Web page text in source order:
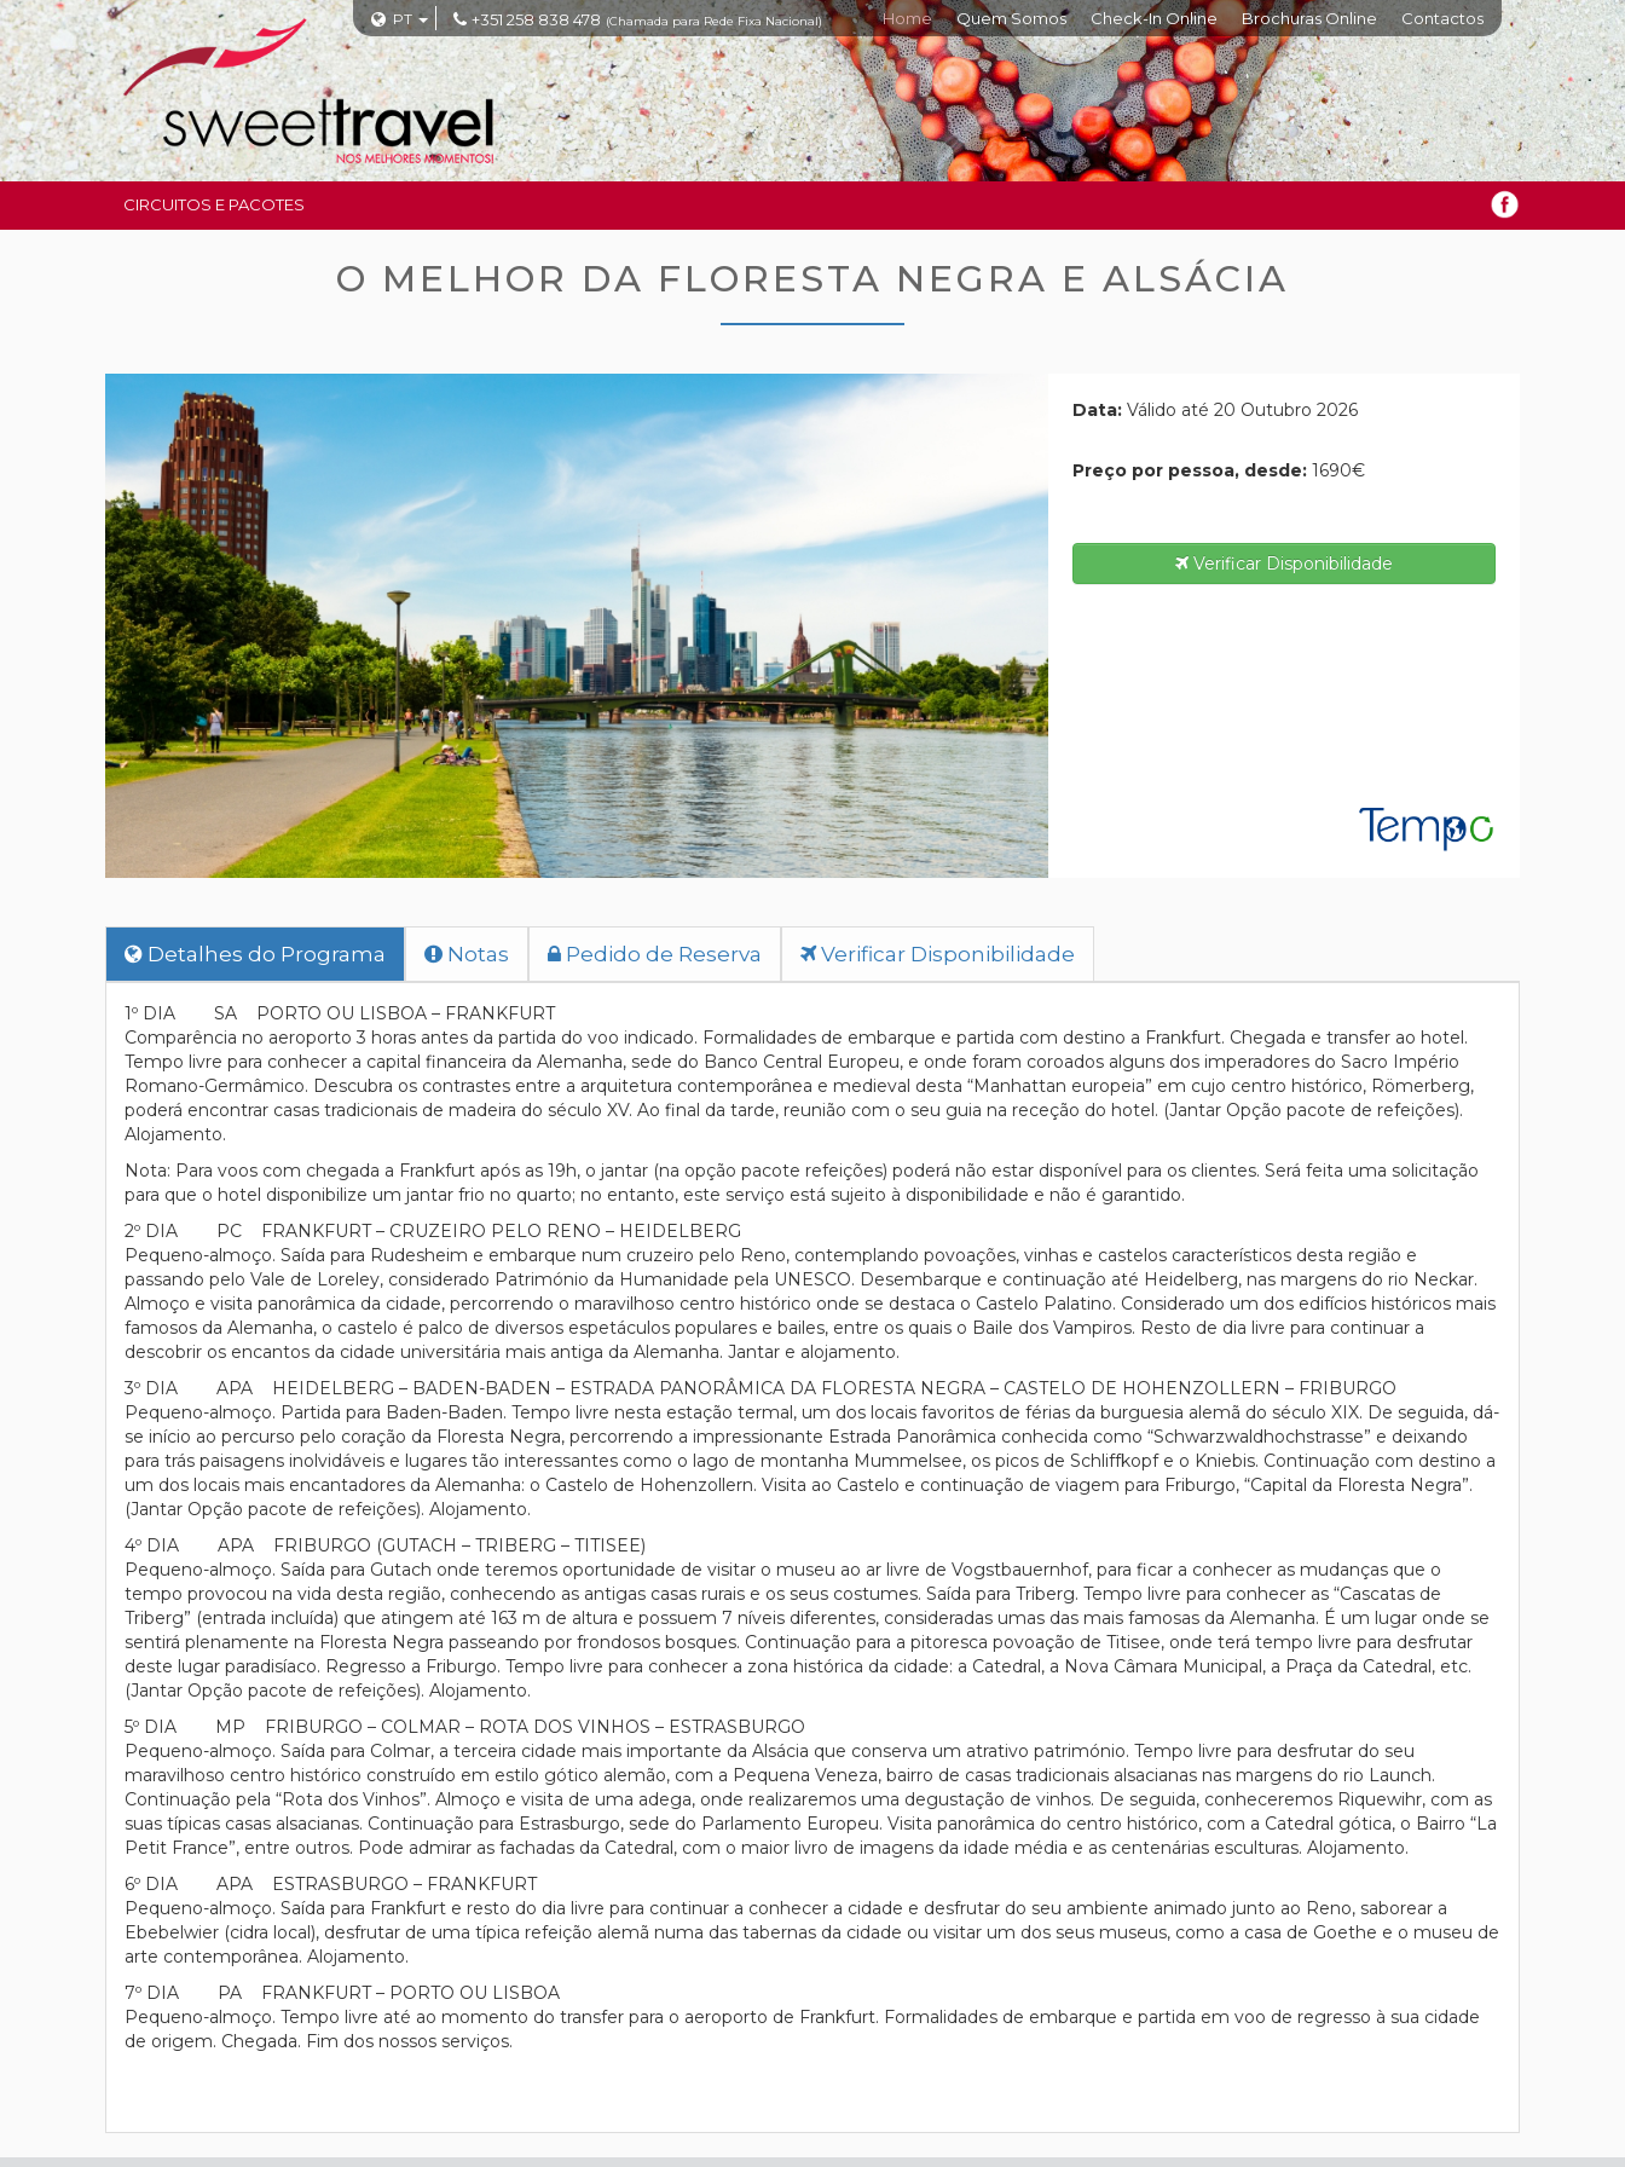
PT +351 258 838 478 (Chamada para Rede Fixa Nacional) Home Quem Somos Check-In Online Brochuras Online Contactos
CIRCUITOS E PACOTES
O MELHOR DA FLORESTA NEGRA E ALSÁCIA
Data: Válido até 20 Outubro 2026
Preço por pessoa, desde: 1690€
Verificar Disponibilidade
Detalhes do Programa Notas Pedido de Reserva Verificar Disponibilidade
1º DIA SA PORTO OU LISBOA – FRANKFURT
Comparência no aeroporto 3 horas antes da partida do voo indicado. Formalidades de embarque e partida com destino a Frankfurt. Chegada e transfer ao hotel.
Tempo livre para conhecer a capital financeira da Alemanha, sede do Banco Central Europeu, e onde foram coroados alguns dos imperadores do Sacro Império
Romano-Germâmico. Descubra os contrastes entre a arquitetura contemporânea e medieval desta “Manhattan europeia” em cujo centro histórico, Römerberg,
poderá encontrar casas tradicionais de madeira do século XV. Ao final da tarde, reunião com o seu guia na receção do hotel. (Jantar Opção pacote de refeições).
Alojamento.
Nota: Para voos com chegada a Frankfurt após as 19h, o jantar (na opção pacote refeições) poderá não estar disponível para os clientes. Será feita uma solicitação
para que o hotel disponibilize um jantar frio no quarto; no entanto, este serviço está sujeito à disponibilidade e não é garantido.
2º DIA PC FRANKFURT – CRUZEIRO PELO RENO – HEIDELBERG
Pequeno-almoço. Saída para Rudesheim e embarque num cruzeiro pelo Reno, contemplando povoações, vinhas e castelos característicos desta região e
passando pelo Vale de Loreley, considerado Património da Humanidade pela UNESCO. Desembarque e continuação até Heidelberg, nas margens do rio Neckar.
Almoço e visita panorâmica da cidade, percorrendo o maravilhoso centro histórico onde se destaca o Castelo Palatino. Considerado um dos edifícios históricos mais
famosos da Alemanha, o castelo é palco de diversos espetáculos populares e bailes, entre os quais o Baile dos Vampiros. Resto de dia livre para continuar a
descobrir os encantos da cidade universitária mais antiga da Alemanha. Jantar e alojamento.
3º DIA APA HEIDELBERG – BADEN-BADEN – ESTRADA PANORÂMICA DA FLORESTA NEGRA – CASTELO DE HOHENZOLLERN – FRIBURGO
Pequeno-almoço. Partida para Baden-Baden. Tempo livre nesta estação termal, um dos locais favoritos de férias da burguesia alemã do século XIX. De seguida, dá-
se início ao percurso pelo coração da Floresta Negra, percorrendo a impressionante Estrada Panorâmica conhecida como “Schwarzwaldhochstrasse” e deixando
para trás paisagens inolvidáveis e lugares tão interessantes como o lago de montanha Mummelsee, os picos de Schliffkopf e o Kniebis. Continuação com destino a
um dos locais mais encantadores da Alemanha: o Castelo de Hohenzollern. Visita ao Castelo e continuação de viagem para Friburgo, “Capital da Floresta Negra”.
(Jantar Opção pacote de refeições). Alojamento.
4º DIA APA FRIBURGO (GUTACH – TRIBERG – TITISEE)
Pequeno-almoço. Saída para Gutach onde teremos oportunidade de visitar o museu ao ar livre de Vogstbauernhof, para ficar a conhecer as mudanças que o
tempo provocou na vida desta região, conhecendo as antigas casas rurais e os seus costumes. Saída para Triberg. Tempo livre para conhecer as “Cascatas de
Triberg” (entrada incluída) que atingem até 163 m de altura e possuem 7 níveis diferentes, consideradas umas das mais famosas da Alemanha. É um lugar onde se
sentirá plenamente na Floresta Negra passeando por frondosos bosques. Continuação para a pitoresca povoação de Titisee, onde terá tempo livre para desfrutar
deste lugar paradisíaco. Regresso a Friburgo. Tempo livre para conhecer a zona histórica da cidade: a Catedral, a Nova Câmara Municipal, a Praça da Catedral, etc.
(Jantar Opção pacote de refeições). Alojamento.
5º DIA MP FRIBURGO – COLMAR – ROTA DOS VINHOS – ESTRASBURGO
Pequeno-almoço. Saída para Colmar, a terceira cidade mais importante da Alsácia que conserva um atrativo património. Tempo livre para desfrutar do seu
maravilhoso centro histórico construído em estilo gótico alemão, com a Pequena Veneza, bairro de casas tradicionais alsacianas nas margens do rio Launch.
Continuação pela “Rota dos Vinhos”. Almoço e visita de uma adega, onde realizaremos uma degustação de vinhos. De seguida, conheceremos Riquewihr, com as
suas típicas casas alsacianas. Continuação para Estrasburgo, sede do Parlamento Europeu. Visita panorâmica do centro histórico, com a Catedral gótica, o Bairro “La
Petit France”, entre outros. Pode admirar as fachadas da Catedral, com o maior livro de imagens da idade média e as centenárias esculturas. Alojamento.
6º DIA APA ESTRASBURGO – FRANKFURT
Pequeno-almoço. Saída para Frankfurt e resto do dia livre para continuar a conhecer a cidade e desfrutar do seu ambiente animado junto ao Reno, saborear a
Ebebelwier (cidra local), desfrutar de uma típica refeição alemã numa das tabernas da cidade ou visitar um dos seus museus, como a casa de Goethe e o museu de
arte contemporânea. Alojamento.
7º DIA PA FRANKFURT – PORTO OU LISBOA
Pequeno-almoço. Tempo livre até ao momento do transfer para o aeroporto de Frankfurt. Formalidades de embarque e partida em voo de regresso à sua cidade
de origem. Chegada. Fim dos nossos serviços.